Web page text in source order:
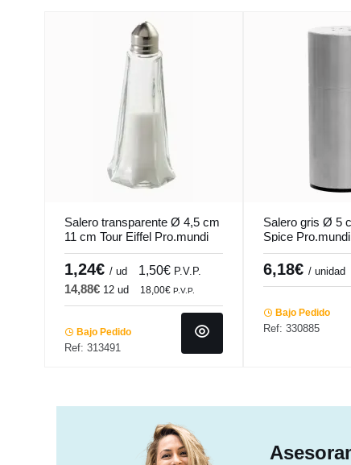
Salero transparente Ø 4,5 cm
11 cm Tour Eiffel Pro.mundi
1,24€ / ud 1,50€ P.V.P.
14,88€ 12 ud 18,00€ P.V.P.
Bajo Pedido
Ref: 313491
Salero gris Ø 5
Spice Pro.mundi
6,18€ / unidad
Bajo Pedido
Ref: 330885